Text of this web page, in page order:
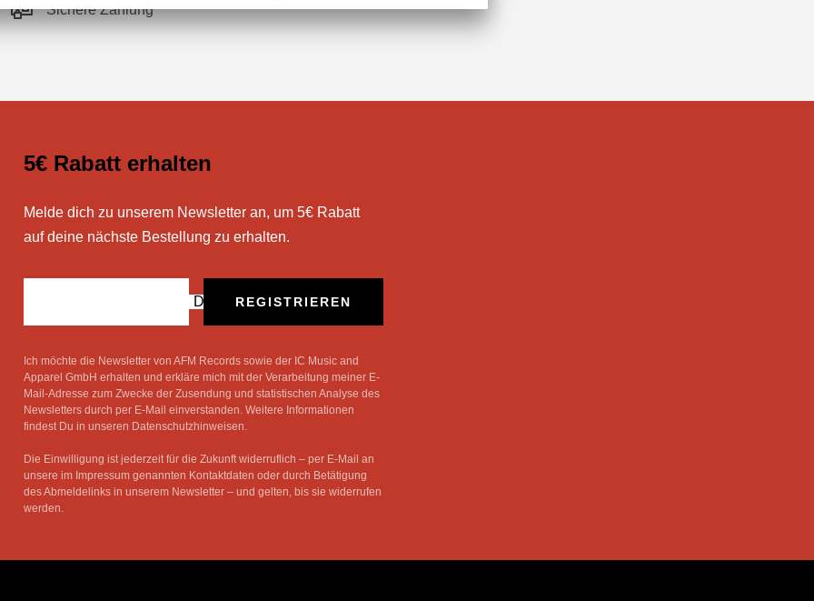
Sichere Zahlung
5€ Rabatt erhalten
Melde dich zu unserem Newsletter an, um 5€ Rabatt
auf deine nächste Bestellung zu erhalten.
Deine E-MailREGISTRIEREN
Ich möchte die Newsletter von AFM Records sowie der IC Music and
Apparel GmbH erhalten und erkläre mich mit der Verarbeitung meiner E-
Mail-Adresse zum Zwecke der Zusendung und statistischen Analyse des
Newsletters durch per E-Mail einverstanden. Weitere Informationen
findest Du in unseren Datenschutzhinweisen.
Die Einwilligung ist jederzeit für die Zukunft widerruflich – per E-Mail an
unsere im Impressum genannten Kontaktdaten oder durch Betätigung
des Abmeldelinks in unserem Newsletter – und gelten, bis sie widerrufen
werden.